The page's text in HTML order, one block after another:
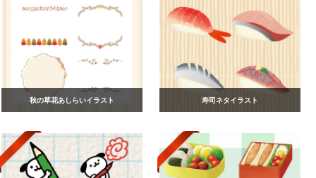
秋の草花あしらいイラスト 寿司ネタイラスト